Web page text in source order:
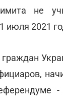
не
июля 2021
граждан